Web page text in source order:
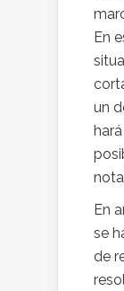
En
un
En
se
de